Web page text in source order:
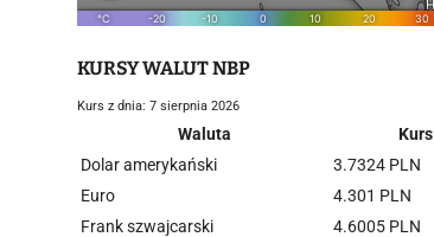
KURSY WALUT NBP
Kurs z dnia: 7 sierpnia 2026
Waluta
Kurs
Dolar amerykański
3.7324 PLN
Euro
4.301 PLN
Frank szwajcarski
4.6005 PLN